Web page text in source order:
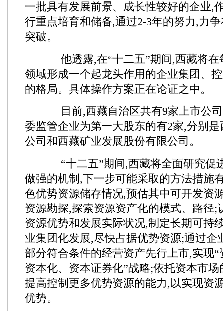
一批具有发展前景、成长性较好的企业,
行重点培育和储备,通过2-3年的努力,力
突破。
他透露,在“十二五”期间,西藏将在
领域形成一个起龙头作用的企业集团、
的格局。具体操作方案正在论证之中。
目前,西藏自治区共有9家上市公司
委监管企业为第一大股东的有2家,分别
公司和西藏矿业发展股份有限公司。
“十二五”期间,西藏将全面研究促
做强的机制,下一步可能采取的方法措施
色优势资源储存情况,预估其中可开发资
资源勘探,探索资源资产化的模式、路径;
资源优势和发展实际状况,制定长期可持
业集团化发展,尽快占据优势资源;通过企
部分符合条件的经营资产先行上市,实现
资本化、资本证券化”战略;依托资本市
提高控制更多优势资源的能力,以实现资
优势。